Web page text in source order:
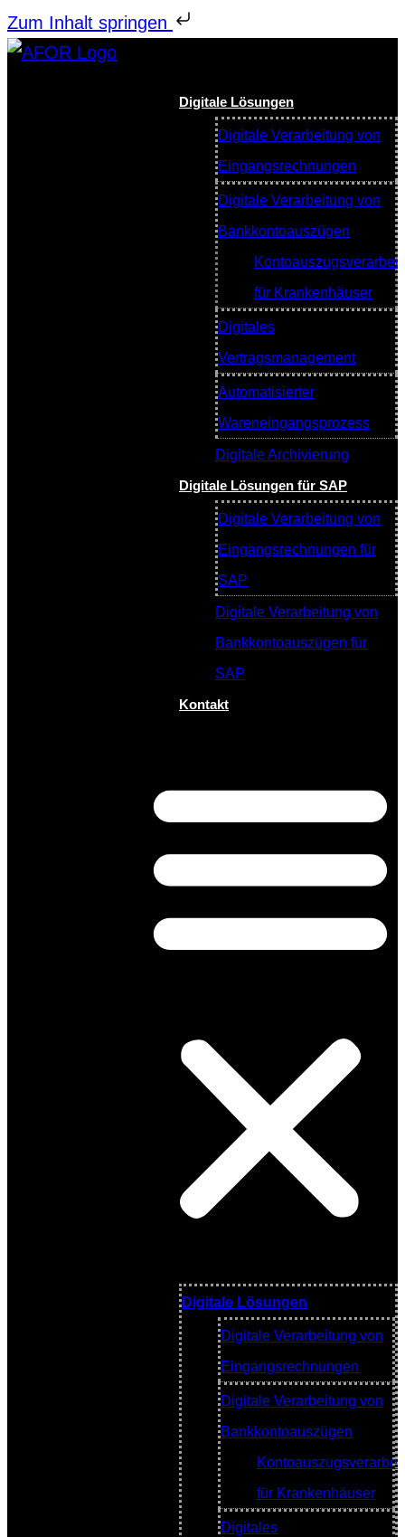
Zum Inhalt springen
Digitale Lösungen
Digitale Verarbeitung von
Eingangsrechnungen
Digitale Verarbeitung von
Bankkontoauszügen
für Krankenhäuser
Digitales
Vertragsmanagement
Automatisierter
Wareneingangsprozess
Digitale Archivierung
Digitale Lösungen für SAP
Digitale Verarbeitung von
Eingangsrechnungen für
SAP
Digitale Verarbeitung von
Bankkontoauszügen für
SAP
Kontakt
Digitale Lösungen
Digitale Verarbeitung von
Eingangsrechnungen
Digitale Verarbeitung von
Bankkontoauszügen
für Krankenhäuser
Digitales